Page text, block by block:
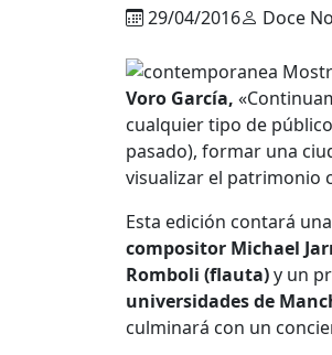
29/04/2016 Doce
Voro García,
cualquier tipo de
pasado), formar una
visualizar el patrimonio
Esta edición contará
compositor Michael
Romboli (flauta)y un
universidades de
culminará con un